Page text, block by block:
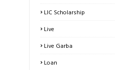
LIC Scholarship
Live
Live Garba
Loan